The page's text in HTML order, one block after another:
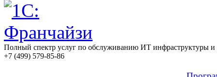
Полный спектр услуг по обслуживанию ИТ инфраструктуры
+7 (499) 579-85-86